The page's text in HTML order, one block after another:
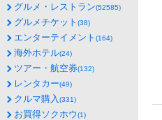
グルメ・レストラン(52585)
グルメチケット (38)
エンターテイメント (164)
海外ホテル(24)
ツアー・航空券(132)
レンタカー(49)
クルマ購入 (331)
お買得ソクホウ(1)